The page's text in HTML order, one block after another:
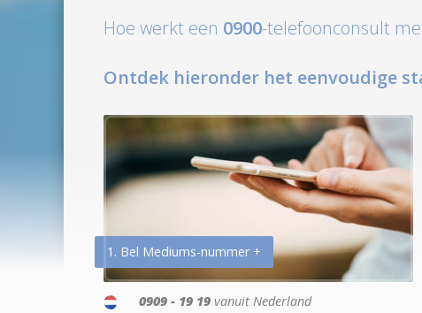
Hoe werkt een 0900-telefoonconsult
Ontdek hieronder het eenvoudige
1. Bel Mediums-nummer +
0909 - 19 19 vanuit Nederland